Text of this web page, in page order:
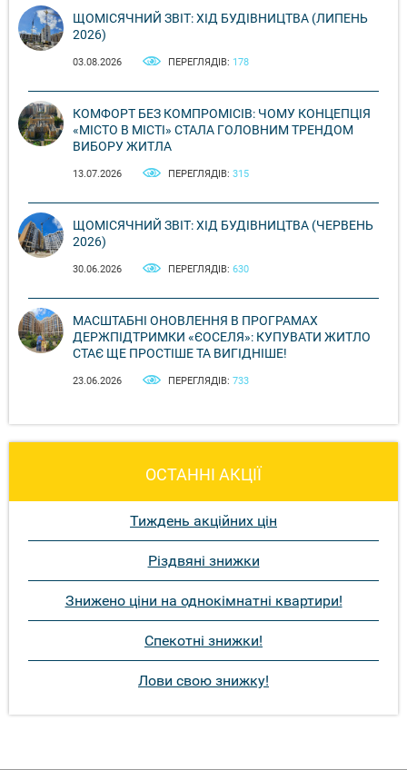
ЩОМІСЯЧНИЙ ЗВІТ: ХІД БУДІВНИЦТВА (ЛИПЕНЬ
2026)
03.08.2026 ПЕРЕГЛЯДІВ: 178
КОМФОРТ БЕЗ КОМПРОМІСІВ: ЧОМУ КОНЦЕПЦІЯ
«МІСТО В МІСТІ» СТАЛА ГОЛОВНИМ ТРЕНДОМ
ВИБОРУ ЖИТЛА
13.07.2026 ПЕРЕГЛЯДІВ: 315
ЩОМІСЯЧНИЙ ЗВІТ: ХІД БУДІВНИЦТВА (ЧЕРВЕНЬ
2026)
30.06.2026 ПЕРЕГЛЯДІВ: 630
МАСШТАБНІ ОНОВЛЕННЯ В ПРОГРАМАХ
ДЕРЖПІДТРИМКИ «ЄОСЕЛЯ»: КУПУВАТИ ЖИТЛО
СТАЄ ЩЕ ПРОСТІШЕ ТА ВИГІДНІШЕ!
23.06.2026 ПЕРЕГЛЯДІВ: 733
ОСТАННІ АКЦІЇ
Тиждень акційних цін
Різдвяні знижки
Знижено ціни на однокімнатні квартири!
Спекотні знижки!
Лови свою знижку!